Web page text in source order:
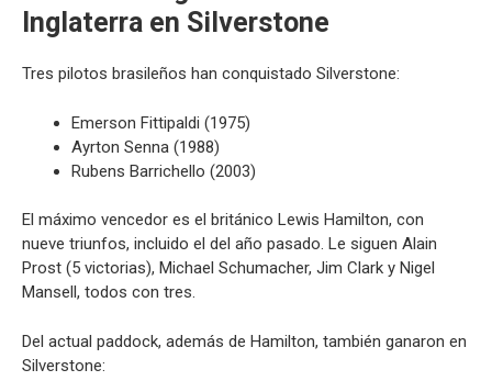
Inglaterra en Silverstone
Tres pilotos brasileños han conquistado Silverstone:
Emerson Fittipaldi (1975)
Ayrton Senna (1988)
Rubens Barrichello (2003)
El máximo vencedor es el británico Lewis Hamilton, con
nueve triunfos, incluido el del año pasado. Le siguen Alain
Prost (5 victorias), Michael Schumacher, Jim Clark y Nigel
Mansell, todos con tres.
Del actual paddock, además de Hamilton, también ganaron en
Silverstone: